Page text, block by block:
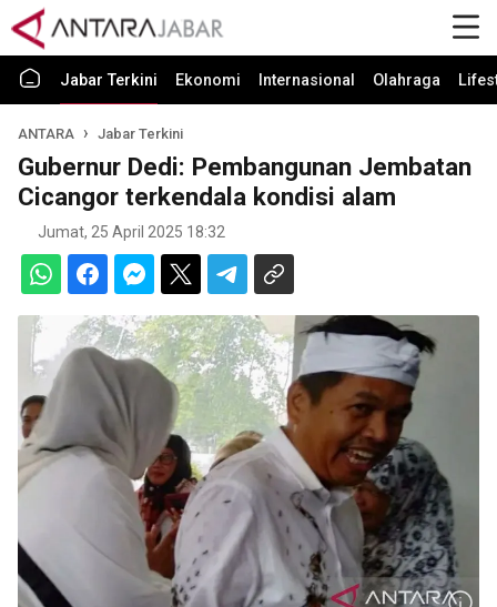
Jabar Terkini Ekonomi Internasional Olahraga
ANTARA Jabar Terkini
Gubernur Dedi: Pembangunan Jembatan
Cicangor terkendala kondisi alam
Jumat, 25 April 2025 18:32